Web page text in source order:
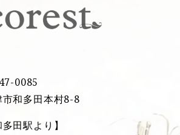
0085
市和多田本村8-8
多田駅より】